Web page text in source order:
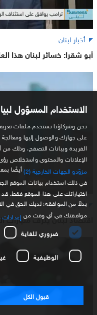
أخبار لبنان
أبو شقرا: خسائر لبنان هذا العام 8 مليارات دولار بسبب
أخبار لبنان
اقتصاد لبنان ينزف
الاستخدام المسؤول
نحن وشركاؤنا نستخدم ملفات
الفريدة وبيانات التصفح، وذلك
الإعلانات والمحتوى واستخلاص
مزوّدو الجهات الخارجية (2)
أيضًا
في ذلك استخدام بيانات الموقع
اختياراتك على هذا الموقع فقط.
بدلاً من الموافقة؛ لديك الحق في
موافقتك في أي وقت من
ضروري للغاية
الوظيفية
قبول الكل